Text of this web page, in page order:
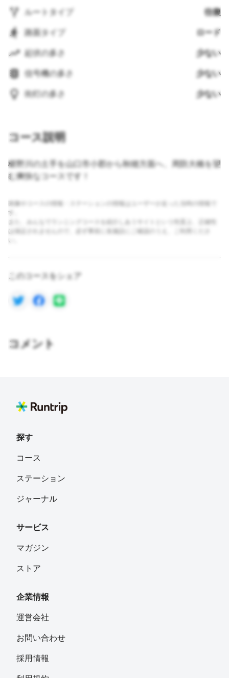
ルートタイプ 往復
路面タイプ ロード
起伏の多さ 少ない
信号機の多さ 少ない
街灯の多さ 少ない
コース説明
椹野川の土手を山口市小郡から秋穂方面へ、周防大橋を望
む爽快なコースです！
画像やコースの情報・ステーションの情報はユーザーが走った当時の情報で
す。
また、みんなでランニングコースを紹介しあうサイトという性質上、正確性
は保証されませんので、必ず事前に各施設にご確認のうえ、ご利用くださ
い。
このコースをシェア
コメント
探す
コース
ステーション
ジャーナル
サービス
マガジン
ストア
企業情報
運営会社
お問い合わせ
採用情報